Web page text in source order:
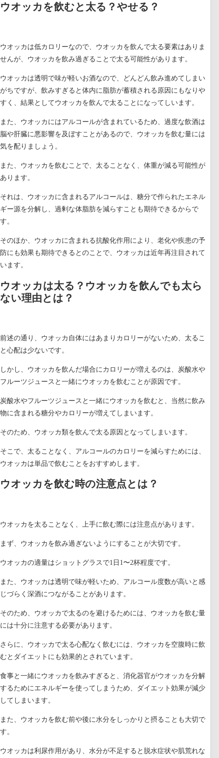
ウオッカを飲むと太る？やせる？
ウオッカは低カロリーなので、ウオッカを飲んで太る要素はありま
せんが、ウオッカを飲み過ぎることで太る可能性があります。
ウオッカは透明で味が軽いお酒なので、どんどん飲み進めてしまい
がちですが、飲みすぎると体内に脂肪が蓄積される原因にもなりや
すく、結果としてウオッカを飲んで太ることになってしいます。
また、ウオッカにはアルコールが含まれているため、過度な飲酒は
脳や肝臓に悪影響を及ぼすことがあるので、ウオッカを飲む量には
気を配りましょう。
また、ウオッカを飲むことで、太ることなく、体重が減る可能性が
あります。
それは、ウオッカに含まれるアルコールは、糖分で作られたエネル
ギー源を分解し、過剰な体脂肪を減らすことも期待できるからで
す。
そのほか、ウオッカに含まれる抗酸化作用により、老化や疾患の予
防にも効果も期待できるとのことで、ウオッカは近年再注目されて
います。
ウオッカは太る？ウオッカを飲んでも太ら
ない理由とは？
前述の通り、ウオッカ自体にはあまりカロリーがないため、太るこ
と心配は少ないです。
しかし、ウオッカを飲んだ場合にカロリーが増えるのは、炭酸水や
フルーツジュースと一緒にウオッカを飲むことが原因です。
炭酸水やフルーツジュースと一緒にウオッカを飲むと、当然に飲み
物に含まれる糖分やカロリーが増えてしまいます。
そのため、ウオッカ類を飲んで太る原因となってしまいます。
そこで、太ることなく、アルコールのカロリーを減らすためには、
ウオッカは単品で飲むことをおすすめします。
ウオッカを飲む時の注意点とは？
ウオッカを太ることなく、上手に飲む際には注意点があります。
まず、ウオッカを飲み過ぎないようにすることが大切です。
ウオッカの適量はショットグラスで1日1〜2杯程度です。
また、ウオッカは透明で味が軽いため、アルコール度数が高いと感
じづらく深酒につながることがあります。
そのため、ウオッカで太るのを避けるためには、ウオッカを飲む量
には十分に注意する必要があります。
さらに、ウオッカで太る心配なく飲むには、ウオッカを空腹時に飲
むとダイエットにも効果的とされています。
食事と一緒にウオッカを飲みすぎると、消化器官がウオッカを分解
するためにエネルギーを使ってしまうため、ダイエット効果が減少
してしまいます。
また、ウオッカを飲む前や後に水分をしっかりと摂ることも大切で
す。
ウオッカは利尿作用があり、水分が不足すると脱水症状や肌荒れな